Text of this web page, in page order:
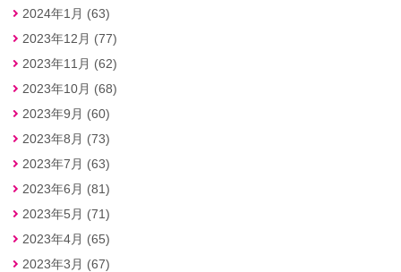
2024年1月 (63)
2023年12月 (77)
2023年11月 (62)
2023年10月 (68)
2023年9月 (60)
2023年8月 (73)
2023年7月 (63)
2023年6月 (81)
2023年5月 (71)
2023年4月 (65)
2023年3月 (67)